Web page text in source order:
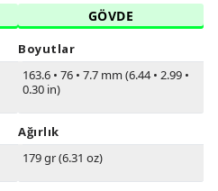
GÖVDE
Boyutlar
163.6 • 76 • 7.7 mm (6.44• 2.99 •
0.30 in)
Ağırlık
179 gr (6.31 oz)